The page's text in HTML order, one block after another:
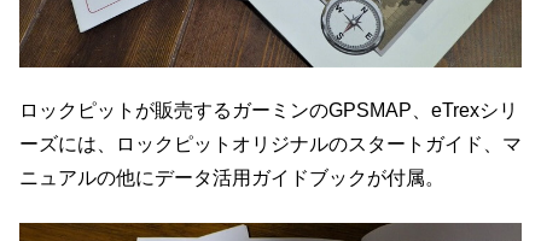
ロックピットが販売するガーミンのGPSMAP、eTrexシリ
ーズには、ロックピットオリジナルのスタートガイド、マ
ニュアルの他にデータ活用ガイドブックが付属。